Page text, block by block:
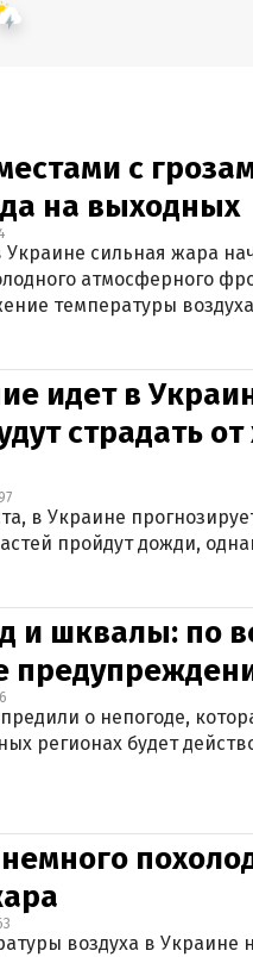
с
на выходных
сильная жара
атмосферного
температуры
идет в
страдать
в Украине
пройдут дожди,
и шквалы: по
о непогоде,
регионах будет
воздуха в Украине